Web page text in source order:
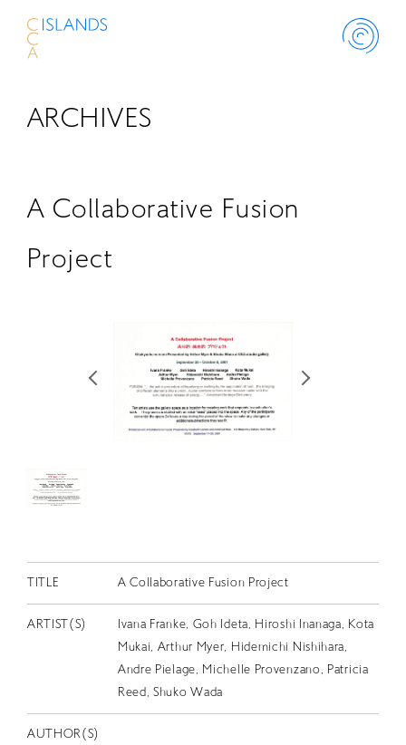
ABOUT
SCHOLARSHIP
出演者
スカラシップ受賞者
CONTACT
ARCHIVES
A Collaborative Fusion
Project
TITLE A Collaborative Fusion Project
ARTIST(S)
Ivana Franke, Goh Ideta, Hiroshi Inanaga, Kota
Mukai, Arthur Myer, Hidemichi Nishihara,
Andre Pielage, Michelle Provenzano, Patricia
Reed, Shuko Wada
AUTHOR(S)